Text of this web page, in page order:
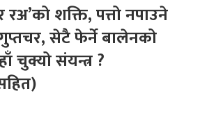
शक्ति, पत्तो नपाउने
सेटै फेर्ने बालेनको
चुक्यो संयन्त्र ?